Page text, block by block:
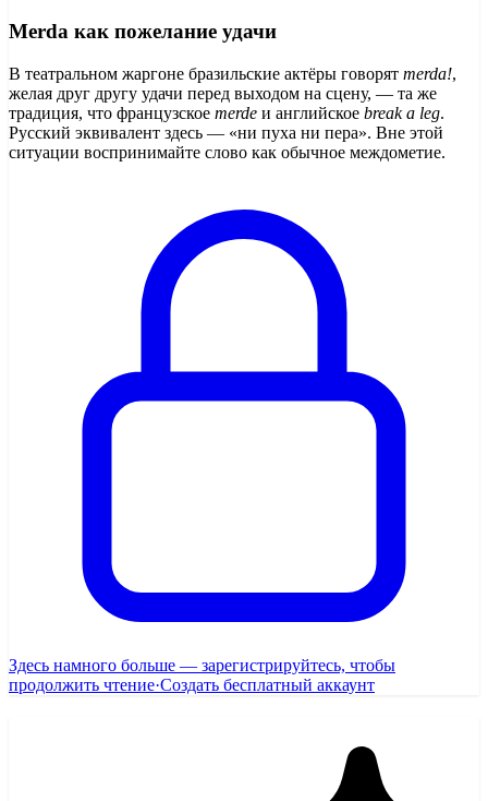
Merda как пожелание удачи
В театральном жаргоне бразильские актёры говорят merda!,
желая друг другу удачи перед выходом на сцену, — та же
традиция, что французское merde и английское break a leg.
Русский эквивалент здесь — «ни пуха ни пера». Вне этой
ситуации воспринимайте слово как обычное междометие.
Здесь намного больше — зарегистрируйтесь, чтобы
продолжить чтение·Создать бесплатный аккаунт